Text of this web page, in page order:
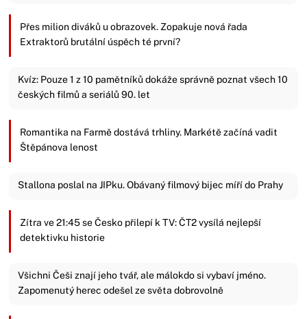
Přes milion diváků u obrazovek. Zopakuje nová řada
Extraktorů brutální úspěch té první?
Kvíz: Pouze 1 z 10 pamětníků dokáže správně poznat všech 10
českých filmů a seriálů 90. let
Romantika na Farmě dostává trhliny. Markétě začíná vadit
Štěpánova lenost
Stallona poslal na JIPku. Obávaný filmový bijec míří do Prahy
Zítra ve 21:45 se Česko přilepí k TV: ČT2 vysílá nejlepší
detektivku historie
Všichni Češi znají jeho tvář, ale málokdo si vybaví jméno.
Zapomenutý herec odešel ze světa dobrovolně